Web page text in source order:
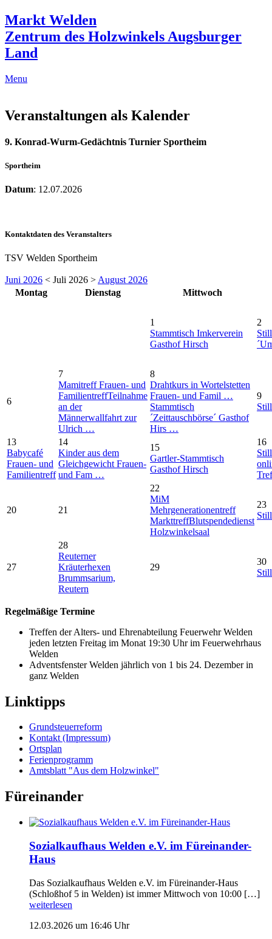
Markt Welden
Zentrum des Holzwinkels Augsburger
Land
Menu
Veranstaltungen als Kalender
9. Konrad-Wurm-Gedächtnis Turnier Sportheim
Sportheim
Datum: 12.07.2026
Kontaktdaten des Veranstalters
TSV Welden Sportheim
Juni 2026 < Juli 2026 > August 2026
Montag
Dienstag Mittwoch
1
Stammtisch Imkerverein
Gasthof Hirsch
2
6
7
Mamitreff Frauen- und
FamilientreffTeilnahme
an der
Männerwallfahrt zur
Ulrich …
8
Drahtkurs in Wortelstetten
Frauen- und Famil …
Stammtisch
´Zeittauschbörse´ Gasthof
Hirs …
9
13
Babycafé
Frauen- und
Familientreff
14
Kinder aus dem
Gleichgewicht Frauen-
und Fam …
15
Gartler-Stammtisch
Gasthof Hirsch
16
20 21
22
MiM
Mehrgenerationentreff
MarkttreffBlutspendedienst
Holzwinkelsaal
23
27
28
Reuterner
Kräuterhexen
Brummsarium,
Reutern
29
30
Regelmäßige Termine
Treffen der Alters- und Ehrenabteilung Feuerwehr Welden
jeden letzten Freitag im Monat 19:30 Uhr im Feuerwehrhaus
Welden
Adventsfenster Welden jährlich von 1 bis 24. Dezember in
ganz Welden
Linktipps
Grundsteuerreform
Kontakt (Impressum)
Ortsplan
Ferienprogramm
Amtsblatt "Aus dem Holzwinkel"
Füreinander
Sozialkaufhaus Welden e.V. im Füreinander-
Haus
Das Sozialkaufhaus Welden e.V. im Füreinander-Haus
(Schloßhof 5 in Welden) ist immer Mittwoch von 10:00 […]
weiterlesen
12.03.2026 um 16:46 Uhr